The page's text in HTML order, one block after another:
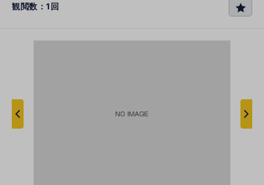
観閲数：1回
favo